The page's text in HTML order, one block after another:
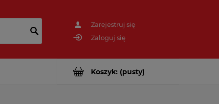
Zarejestruj się
Zaloguj się
Koszyk: (pusty)